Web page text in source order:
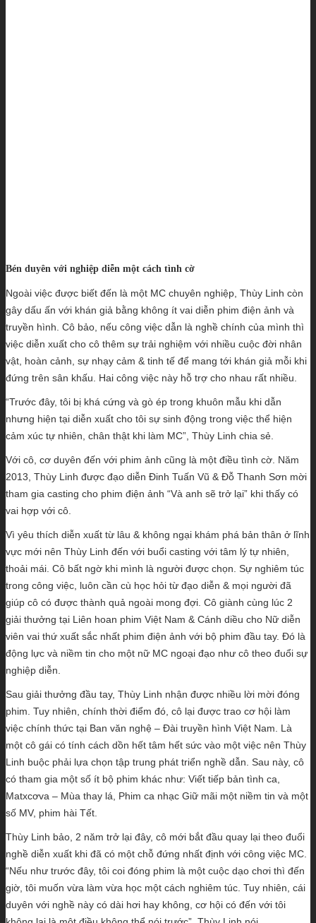
Bén duyên với nghiệp diễn một cách tình cờ
Ngoài việc được biết đến là một MC chuyên nghiệp, Thùy Linh còn
gây dấu ấn với khán giả bằng không ít vai diễn phim điện ảnh và
truyền hình. Cô bảo, nếu công việc dẫn là nghề chính của mình thì
việc diễn xuất cho cô thêm sự trải nghiệm với nhiều cuộc đời nhân
vật, hoàn cảnh, sự nhạy cảm & tinh tế để mang tới khán giả mỗi khi
đứng trên sân khấu. Hai công việc này hỗ trợ cho nhau rất nhiều.
“Trước đây, tôi bị khá cứng và gò ép trong khuôn mẫu khi dẫn
nhưng hiện tại diễn xuất cho tôi sự sinh động trong việc thể hiện
cảm xúc tự nhiên, chân thật khi làm MC”, Thùy Linh chia sẻ.
Với cô, cơ duyên đến với phim ảnh cũng là một điều tình cờ. Năm
2013, Thùy Linh được đạo diễn Đinh Tuấn Vũ & Đỗ Thanh Sơn mời
tham gia casting cho phim điện ảnh “Và anh sẽ trở lại” khi thấy có
vai hợp với cô.
Vì yêu thích diễn xuất từ lâu & không ngại khám phá bản thân ở lĩnh
vực mới nên Thùy Linh đến với buổi casting với tâm lý tự nhiên,
thoải mái. Cô bất ngờ khi mình là người được chọn. Sự nghiêm túc
trong công việc, luôn cần cù học hỏi từ đạo diễn & mọi người đã
giúp cô có được thành quả ngoài mong đợi. Cô giành cùng lúc 2
giải thưởng tại Liên hoan phim Việt Nam & Cánh diều cho Nữ diễn
viên vai thứ xuất sắc nhất phim điện ảnh với bộ phim đầu tay. Đó là
động lực và niềm tin cho một nữ MC ngoại đạo như cô theo đuổi sự
nghiệp diễn.
Sau giải thưởng đầu tay, Thùy Linh nhận được nhiều lời mời đóng
phim. Tuy nhiên, chính thời điểm đó, cô lại được trao cơ hội làm
việc chính thức tại Ban văn nghệ – Đài truyền hình Việt Nam. Là
một cô gái có tính cách dồn hết tâm hết sức vào một việc nên Thùy
Linh buộc phải lựa chọn tập trung phát triển nghề dẫn. Sau này, cô
có tham gia một số ít bộ phim khác như: Viết tiếp bản tình ca,
Matxcơva – Mùa thay lá, Phim ca nhạc Giữ mãi một niềm tin và một
số MV, phim hài Tết.
Thùy Linh bảo, 2 năm trở lại đây, cô mới bắt đầu quay lại theo đuổi
nghề diễn xuất khi đã có một chỗ đứng nhất định với công việc MC.
“Nếu như trước đây, tôi coi đóng phim là một cuộc dạo chơi thì đến
giờ, tôi muốn vừa làm vừa học một cách nghiêm túc. Tuy nhiên, cái
duyên với nghề này có dài hơi hay không, cơ hội có đến với tôi